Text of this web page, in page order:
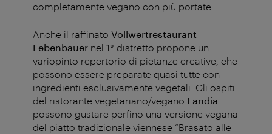
completamente vegano con più portate.
Anche il raffinato Vollwertrestaurant
Lebenbauer nel 1° distretto propone un
variopinto repertorio di pietanze creative, che
possono essere preparate quasi tutte con
ingredienti esclusivamente vegetali. Gli ospiti
del ristorante vegetariano/vegano Landia
possono gustare perfino una versione vegana
del piatto tradizionale viennese “Brasato alle